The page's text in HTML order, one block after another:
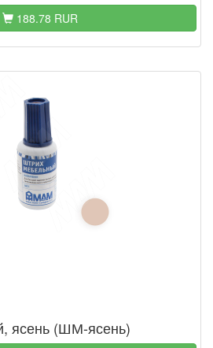
188.78 RUR
ясень (ШМ-ясень)